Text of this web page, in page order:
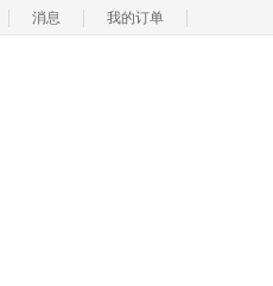
消息 我的订单